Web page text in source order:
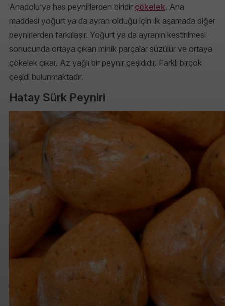
Anadolu’ya has peynirlerden biridir çökelek. Ana
maddesi yoğurt ya da ayran olduğu için ilk aşamada diğer
peynirlerden farklılaşır. Yoğurt ya da ayranın kestirilmesi
sonucunda ortaya çıkan minik parçalar süzülür ve ortaya
çökelek çıkar. Az yağlı bir peynir çeşididir. Farklı birçok
çeşidi bulunmaktadır.
Hatay Sürk Peyniri